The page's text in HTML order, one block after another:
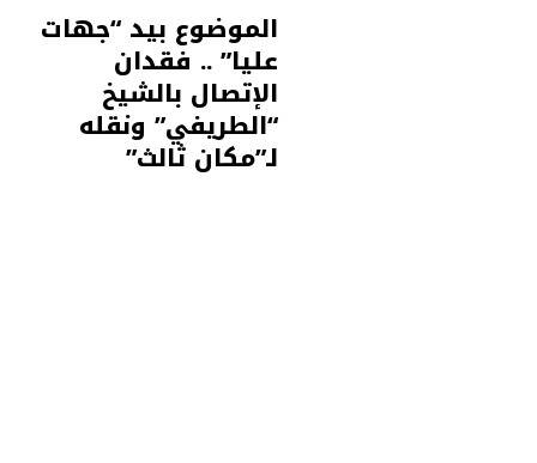
الموضوع بيد “جهات
عليا” .. فقدان
الإتصال بالشيخ
“الطريفي” ونقله
لـ”مكان ثالث”